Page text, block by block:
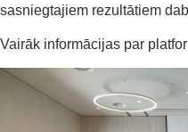
sasniegtajiem rezultātiem
Vairāk informācijas par